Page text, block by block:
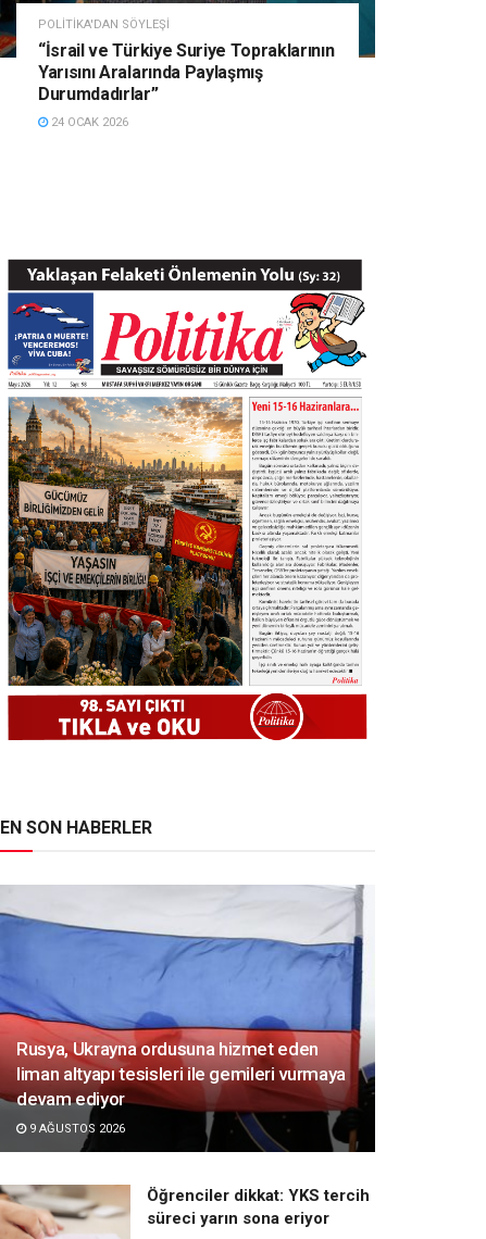
POLITIKA'DAN SÖYLEŞI
“İsrail ve Türkiye Suriye Topraklarının
Yarısını Aralarında Paylaşmış
Durumdadırlar”
24 OCAK 2026
EN SON HABERLER
Rusya, Ukrayna ordusuna hizmet eden
liman altyapı tesisleri ile gemileri vurmaya
devam ediyor
9 AĞUSTOS 2026
Öğrenciler dikkat: YKS tercih
süreci yarın sona eriyor